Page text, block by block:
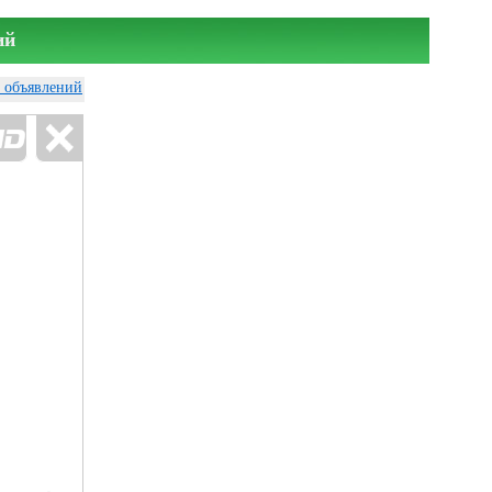
объявлений